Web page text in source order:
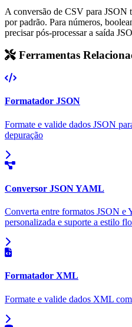
A conversão de CSV para JSON
por padrão. Para números,
precisar pós-processar a saída
Ferramentas
Formatador JSON
Formate e valide dados JSON
depuração
Conversor JSON YAML
Converta entre formatos JSON e
personalizada e suporte a estilo
Formatador XML
Formate e valide dados XML